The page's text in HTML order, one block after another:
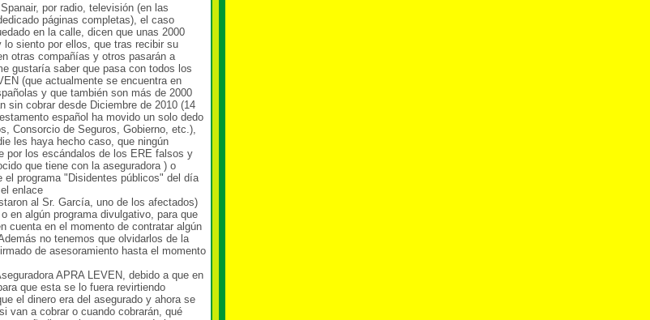
por radio, televisión (en las
páginas completas), el caso
en la calle, dicen que unas 2000
siento por ellos, que tras recibir su
otras compañías y otros pasarán a
gustaría saber que pasa con todos los
(que actualmente se encuentra en
y que también son más de 2000
sin cobrar desde Diciembre de 2010 (14
español ha movido un solo dedo
Consorcio de Seguros, Gobierno, etc.),
les haya hecho caso, que ningún
por los escándalos de los ERE falsos y
que tiene con la aseguradora ) o
programa "Disidentes públicos" del día
enlace
al Sr. García, uno de los afectados)
en algún programa divulgativo, para que
cuenta en el momento de contratar algún
no tenemos que olvidarlos de la
de asesoramiento hasta el momento
APRA LEVEN, debido a que en
que esta se lo fuera revirtiendo
el dinero era del asegurado y ahora se
van a cobrar o cuando cobrarán, qué